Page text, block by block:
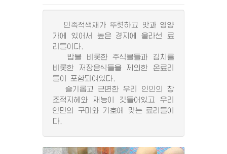
민족적색채가 뚜렷하고 맛과 영양
가에 있어서 높은 경지에 올라선 료
리들이다.
밥을 비롯한 주식물들과 김치를
비롯한 저장음식들을 제외한 온료리
들이 포함되여있다.
슬기롭고 근면한 우리 인민의 창
조적지혜와 재능이 깃들어있고 우리
인민의 구미와 기호에 맞는 료리들이
다.